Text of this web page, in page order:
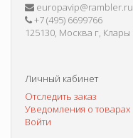
+7 (495) 6699766
125130, Москва г, Клары
Личный кабинет
Отследить заказ
Уведомления о товарах
Войти